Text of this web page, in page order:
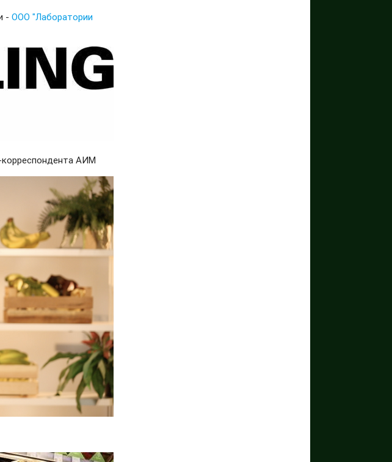
-ООО "Лаборатории
корреспондента АИМ